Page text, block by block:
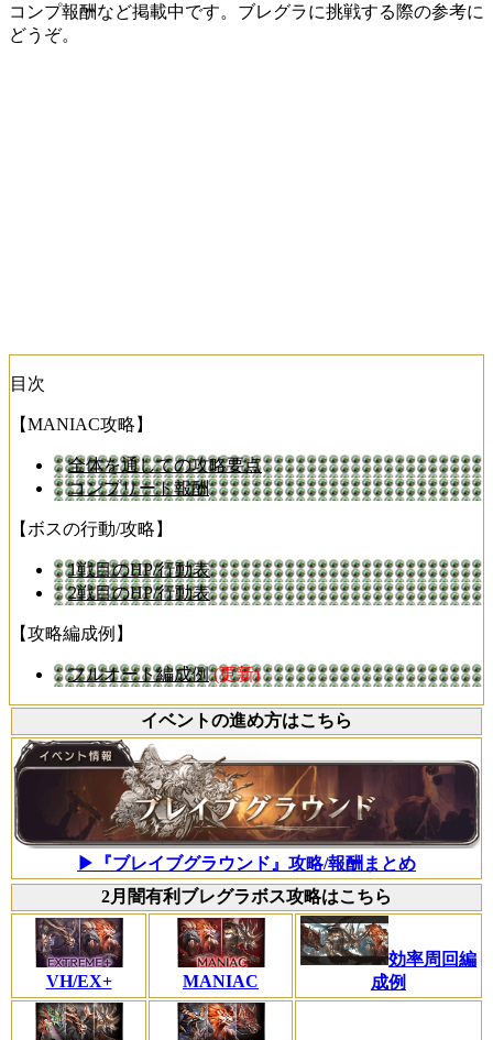
コンプ報酬など掲載中です。ブレグラに挑戦する際の参考に
どうぞ。
目次
【MANIAC攻略】
全体を通しての攻略要点
コンプリート報酬
【ボスの行動/攻略】
1戦目のHP/行動表
2戦目のHP/行動表
【攻略編成例】
フルオート編成例 (更新)
イベントの進め方はこちら
▶『ブレイブグラウンド』攻略/報酬まとめ
2月闇有利ブレグラボス攻略はこちら
VH/EX+ MANIAC
効率周回編
成例